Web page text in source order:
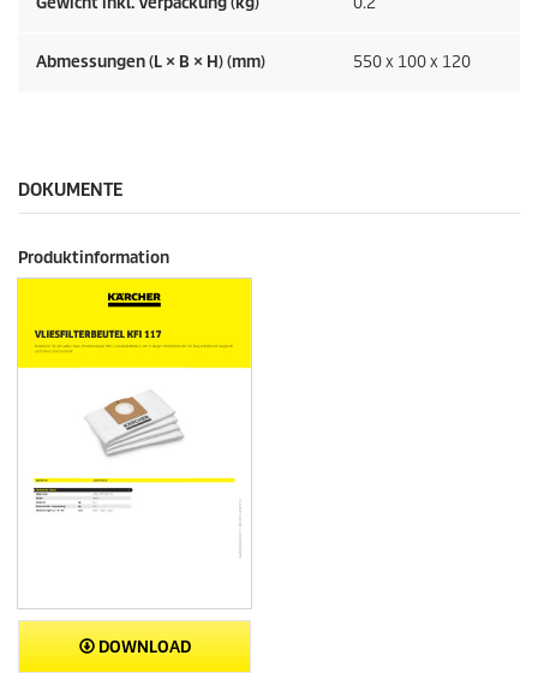
Abmessungen (L × B × H) (mm) 550 x 100 x 120
DOKUMENTE
Produktinformation
DOWNLOAD